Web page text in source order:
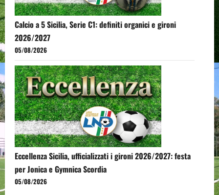
Calcio a 5 Sicilia, Serie C1: definiti organici e gironi
2026/2027
05/08/2026
Eccellenza Sicilia, ufficializzati i gironi 2026/2027: festa
per Jonica e Gymnica Scordia
05/08/2026